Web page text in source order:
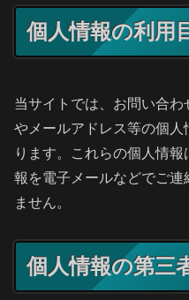
個人情報の利用
当サイトでは、お問い合
やメールアドレス等の個
ります。これらの個人情
報を電子メールなどでご
ません。
個人情報の第三